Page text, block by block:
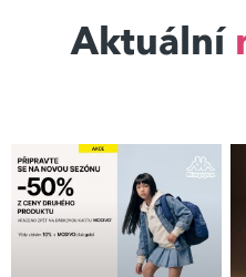
Aktuální